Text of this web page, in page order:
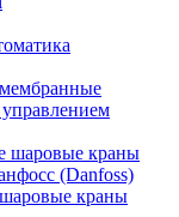
шаровые краны
(Danfoss)
краны